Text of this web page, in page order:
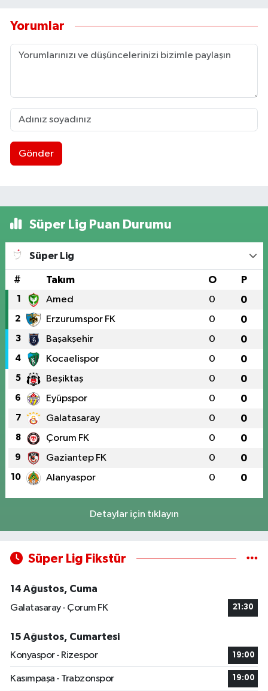
Yorumlar
Gönder
Süper Lig Puan Durumu
Süper Lig
# Takım O P
1 Amed 0 0
2 Erzurumspor FK 0 0
3 Başakşehir 0 0
4 Kocaelispor 0 0
5 Beşiktaş 0 0
6 Eyüpspor 0 0
7 Galatasaray 0 0
8 Çorum FK 0 0
9 Gaziantep FK 0 0
10 Alanyaspor 0 0
Detaylar için tıklayın
Süper Lig Fikstür
14 Ağustos, Cuma
Galatasaray - Çorum FK
21:30
15 Ağustos, Cumartesi
Konyaspor - Rizespor
19:00
Kasımpaşa - Trabzonspor 19:00